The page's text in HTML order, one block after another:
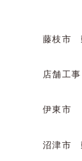
藤枝市
店舗工事
伊東市
沼津市